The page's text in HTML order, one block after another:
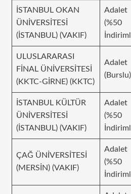
İSTANBUL OKAN
ÜNİVERSİTESİ
(İSTANBUL) (VAKIF)
Adalet
(%50
ULUSLARARASI
FİNAL ÜNİVERSİTESİ
(KKTC-GİRNE) (KKTC)
Adalet
(Burslu)
İSTANBUL KÜLTÜR
ÜNİVERSİTESİ
(İSTANBUL) (VAKIF)
Adalet
(%50
ÇAĞ ÜNİVERSİTESİ
(MERSİN) (VAKIF)
Adalet
(%50